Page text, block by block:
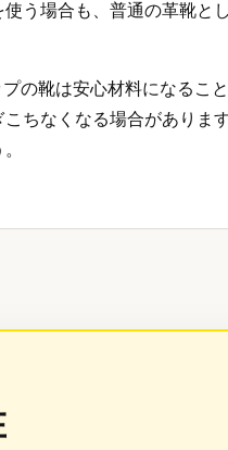
う場合も、普通の革靴と
の靴は安心材料になるこ
ちなくなる場合がありま